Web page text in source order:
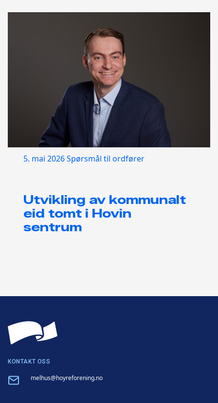
5. mai 2026Spørsmål til ordfører
Utvikling av kommunalt
eid tomt i Hovin
sentrum
KONTAKT OSS
Email melhus@hoyreforening.no